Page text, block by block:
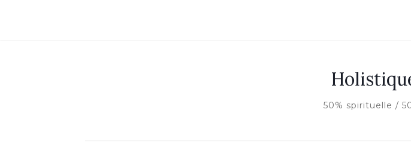
50% spirituelle /